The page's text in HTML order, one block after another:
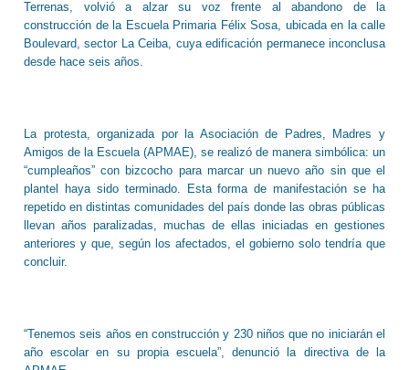
Terrenas, volvió a alzar su voz frente al abandono de la
construcción de la Escuela Primaria Félix Sosa, ubicada en la calle
Boulevard, sector La Ceiba, cuya edificación permanece inconclusa
desde hace seis años.
La protesta, organizada por la Asociación de Padres, Madres y
Amigos de la Escuela (APMAE), se realizó de manera simbólica: un
“cumpleaños” con bizcocho para marcar un nuevo año sin que el
plantel haya sido terminado. Esta forma de manifestación se ha
repetido en distintas comunidades del país donde las obras públicas
llevan años paralizadas, muchas de ellas iniciadas en gestiones
anteriores y que, según los afectados, el gobierno solo tendría que
concluir.
“Tenemos seis años en construcción y 230 niños que no iniciarán el
año escolar en su propia escuela”, denunció la directiva de la